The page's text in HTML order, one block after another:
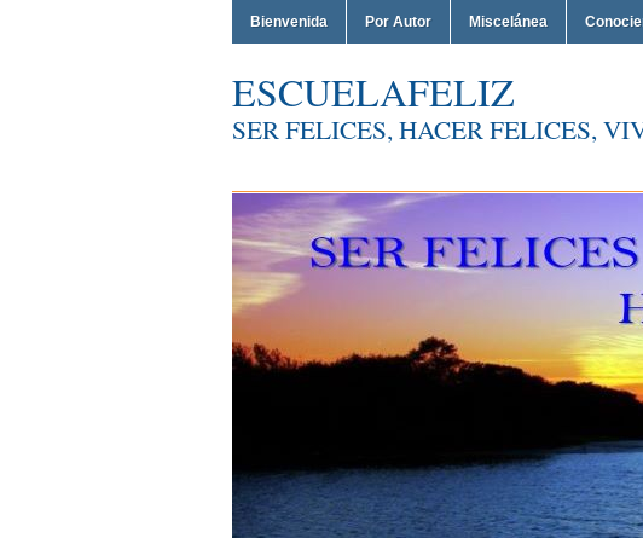
Bienvenida Por Autor Miscelánea
ESCUELAFELIZ
SER FELICES, HACER FELICES,